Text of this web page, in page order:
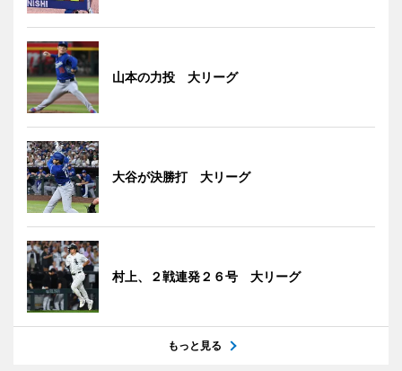
山本の力投 大リーグ
大谷が決勝打 大リーグ
村上、２戦連発２６号 大リーグ
もっと見る